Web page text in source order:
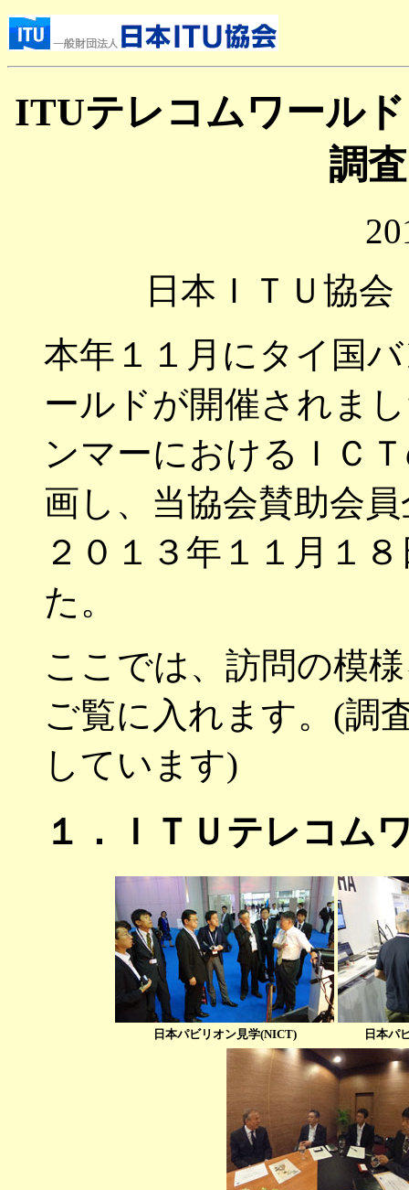
ITUテレコムワール
調
日本ＩＴＵ協
本年１１月にタイ国
ールドが開催されま
ンマーにおけるＩＣ
画し、当協会賛助会
２０１３年１１月１
た。
ここでは、訪問の模
ご覧に入れます。(調
しています)
１．ＩＴＵテレコム
日本パビリオン見学(NICT) 日本パ